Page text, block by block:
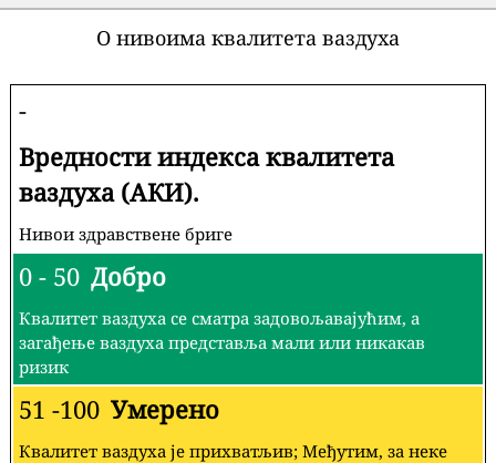
О нивоима квалитета ваздуха
-
Вредности индекса квалитета
ваздуха (АКИ).
Нивои здравствене бриге
0 - 50 Добро
Квалитет ваздуха се сматра задовољавајућим, а
загађење ваздуха представља мали или никакав
ризик
51 -100 Умерено
Квалитет ваздуха је прихватљив; Међутим, за неке